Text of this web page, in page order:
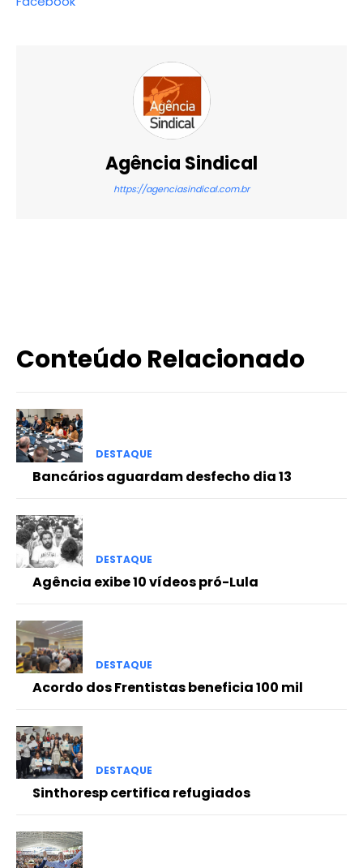
Agência Sindical
https://agenciasindical.com.br
Conteúdo Relacionado
DESTAQUE
Bancários aguardam desfecho dia 13
DESTAQUE
Agência exibe 10 vídeos pró-Lula
DESTAQUE
Acordo dos Frentistas beneficia 100 mil
DESTAQUE
Sinthoresp certifica refugiados